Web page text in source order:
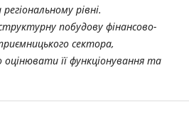
рівні.
побудову фінансово-
сектора,
її функціонування та